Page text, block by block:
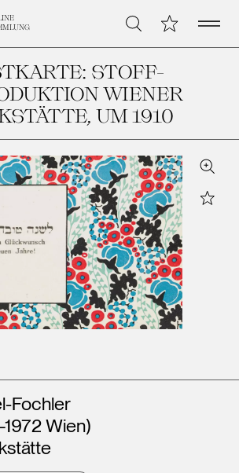
Suche Meine Open
STOFF-
WIENER
, UM 1910
Zoom
Star
Fochler
Wien)